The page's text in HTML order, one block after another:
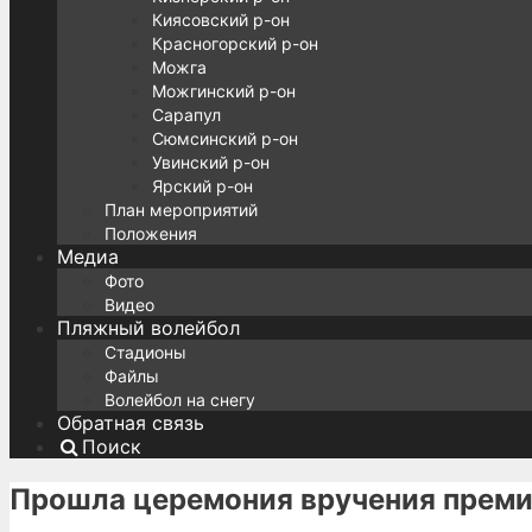
Киясовский р-он
Красногорский р-он
Можга
Можгинский р-он
Сарапул
Сюмсинский р-он
Увинский р-он
Ярский р-он
План мероприятий
Положения
Медиа
Фото
Видео
Пляжный волейбол
Стадионы
Файлы
Волейбол на снегу
Обратная связь
Поиск
Прошла церемония вручения